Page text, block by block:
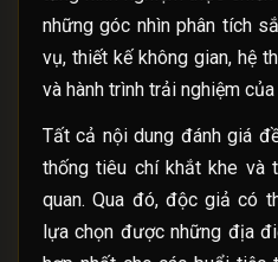
những góc nhìn phân tích
vụ, thiết kế không gian, hệ
và hành trình trải nghiệm của
Tất cả nội dung đánh giá
thống tiêu chí khắt khe và
quan. Qua đó, độc giả có
lựa chọn được những địa